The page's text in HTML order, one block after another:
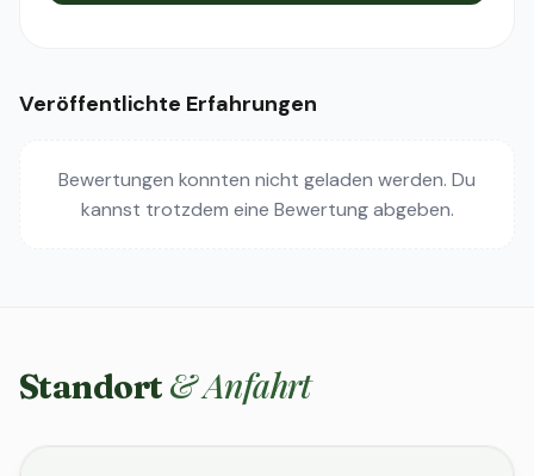
Veröffentlichte Erfahrungen
Bewertungen konnten nicht geladen werden. Du
kannst trotzdem eine Bewertung abgeben.
Standort & Anfahrt